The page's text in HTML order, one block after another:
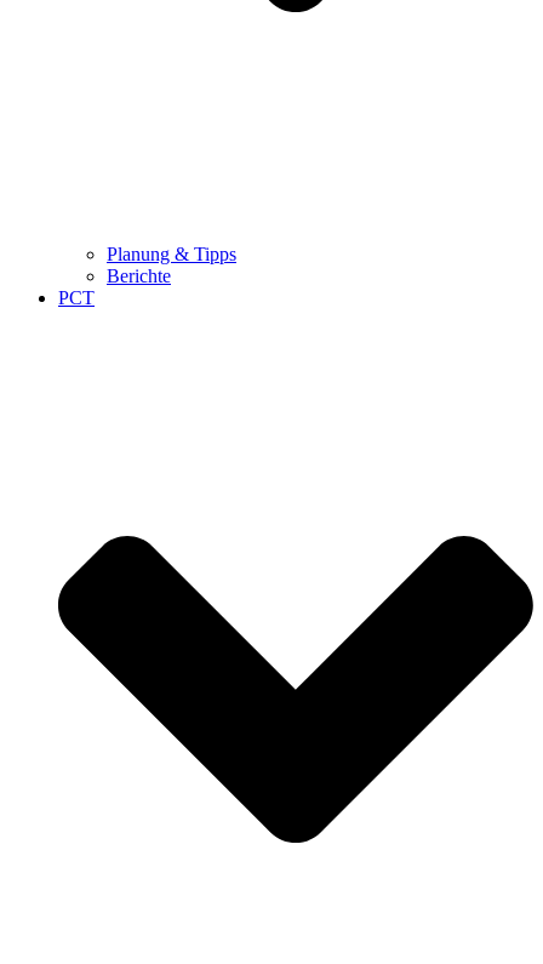
Planung & Tipps
Berichte
PCT